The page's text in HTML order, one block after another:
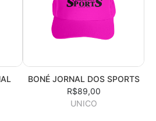
BONÉ JORNAL DOS SPORTS
R$89,00
UNICO